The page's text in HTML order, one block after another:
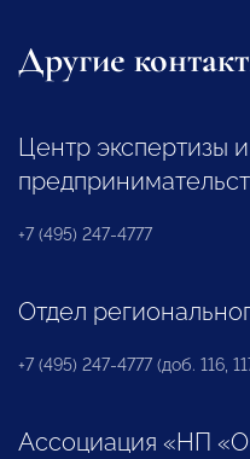
Другие
Центр экспертизы
+7 (495) 247-4777
Отдел
+7 (495) 247-4777 (доб. 116,
Ассоциация «НП